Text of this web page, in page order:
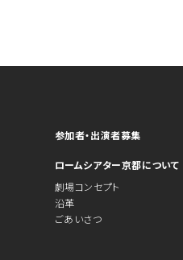
参加者・出演者募集
ロームシアター京都について
劇場コンセプト
沿革
ごあいさつ